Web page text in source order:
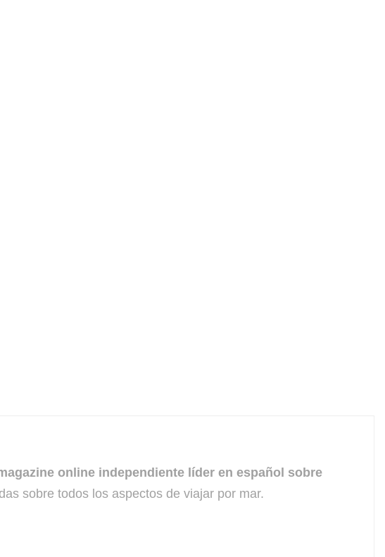
online independiente líder en español sobre
sobre todos los aspectos de viajar por mar.